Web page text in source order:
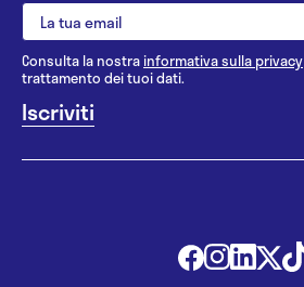
Consulta la nostrainformativa sulla privacy
trattamento dei tuoi dati.